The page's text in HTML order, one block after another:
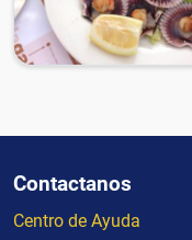
Contactanos
Centro de Ayuda